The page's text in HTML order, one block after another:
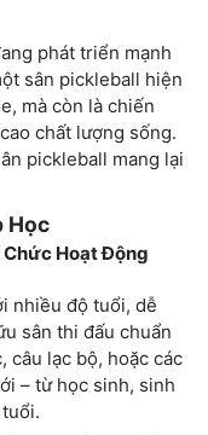
phát triển mạnh
sân pickleball hiện
mà còn là chiến
chất lượng sống.
pickleball mang lại
Học
Chức Hoạt Động
nhiều độ tuổi, dễ
sân thi đấu chuẩn
câu lạc bộ, hoặc các
– từ học sinh, sinh